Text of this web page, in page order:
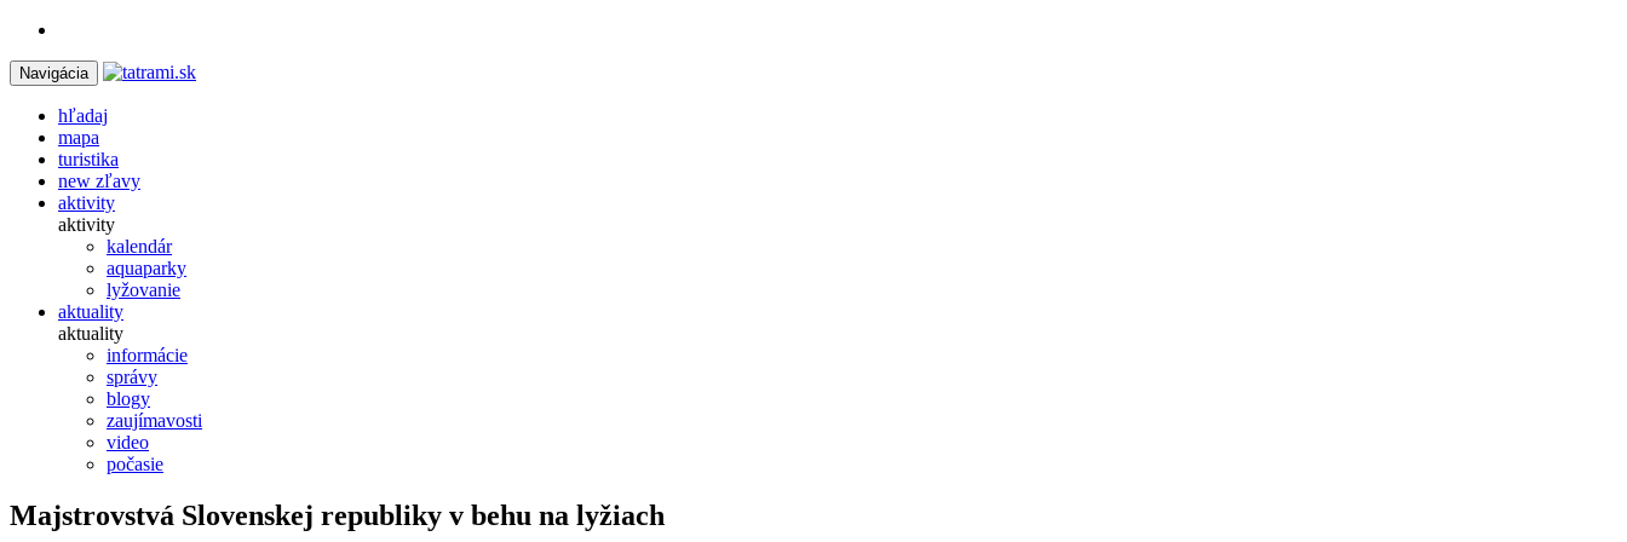
Navigácia
hľadaj
mapa
turistika
new zľavy
aktivity
aktivity
kalendár
aquaparky
lyžovanie
aktuality
aktuality
informácie
správy
blogy
zaujímavosti
video
počasie
Majstrovstvá Slovenskej republiky v behu na lyžiach